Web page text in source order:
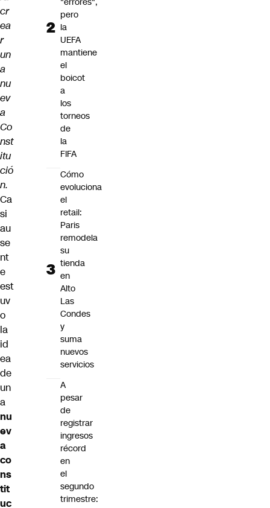
cr
ea
r
un
a
nu
ev
a
Co
nst
itu
ció
n.
Ca
si
au
se
nt
e
est
uv
o
la
id
ea
de
un
a
nu
ev
a
co
ns
tit
uc
pero
la
UEFA
mantiene
el
boicot
a
los
torneos
de
la
FIFA
Cómo
evoluciona
el
retail:
Paris
remodela
su
tienda
en
Alto
Las
Condes
y
suma
nuevos
servicios
A
pesar
de
registrar
ingresos
récord
en
el
segundo
trimestre: